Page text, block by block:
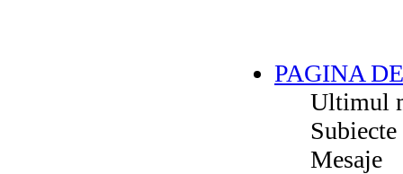
PAGINA
Ultimul
Subiecte
Mesaje